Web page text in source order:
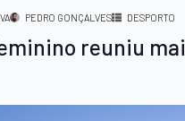
PEDRO GONÇALVES DESPORTO
reuniu